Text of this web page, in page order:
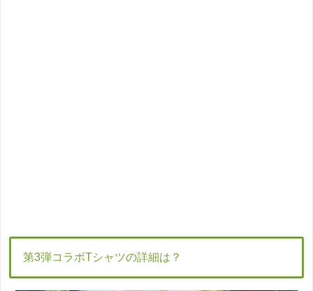
第3弾コラボTシャツの詳細は？